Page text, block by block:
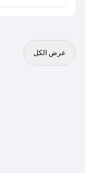
عرض الكل